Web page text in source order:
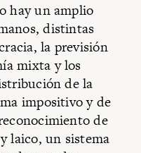
hay un amplio
distintas
la previsión
mixta y los
de la
impositivo y de
de
laico, un sistema